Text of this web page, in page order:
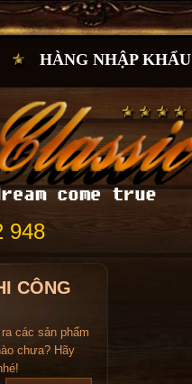
HÀNG NHẬP KHẨU
948
CÔNG
các sản phẩm
chưa? Hãy